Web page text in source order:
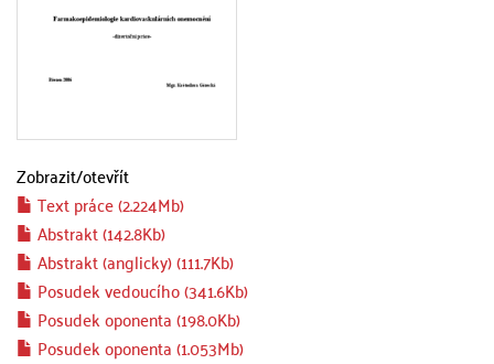
Zobrazit/otevřít
Text práce (2.224Mb)
Abstrakt (142.8Kb)
Abstrakt (anglicky) (111.7Kb)
Posudek vedoucího (341.6Kb)
Posudek oponenta (198.0Kb)
Posudek oponenta (1.053Mb)